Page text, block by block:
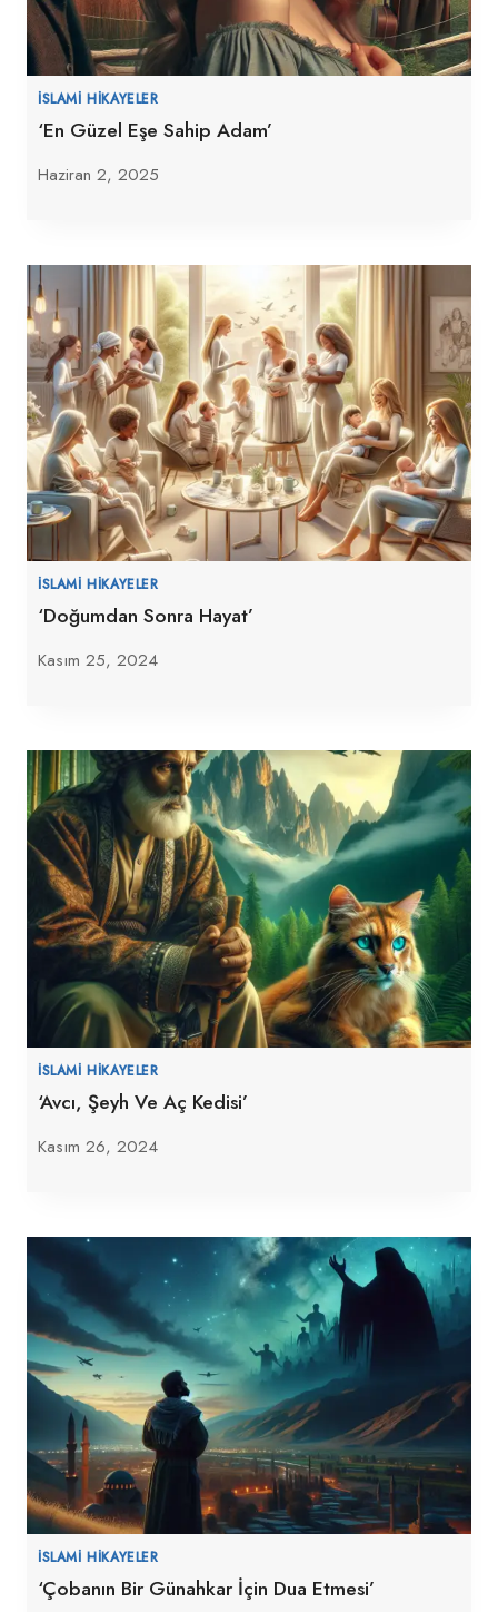
İSLAMI HIKAYELER
‘En Güzel Eşe Sahip Adam’
Haziran 2, 2025
İSLAMI HIKAYELER
‘Doğumdan Sonra Hayat’
Kasım 25, 2024
İSLAMI HIKAYELER
‘Avcı, Şeyh Ve Aç Kedisi’
Kasım 26, 2024
İSLAMI HIKAYELER
‘Çobanın Bir Günahkar İçin Dua Etmesi’